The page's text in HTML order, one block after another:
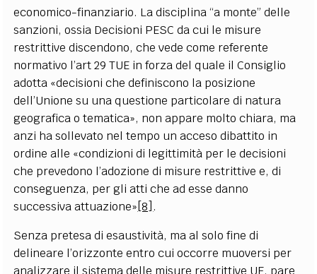
economico-finanziario. La disciplina “a monte” delle
sanzioni, ossia Decisioni PESC da cui le misure
restrittive discendono, che vede come referente
normativo l’art 29 TUE in forza del quale il Consiglio
adotta «decisioni che definiscono la posizione
dell’Unione su una questione particolare di natura
geografica o tematica», non appare molto chiara, ma
anzi ha sollevato nel tempo un acceso dibattito in
ordine alle «condizioni di legittimità per le decisioni
che prevedono l’adozione di misure restrittive e, di
conseguenza, per gli atti che ad esse danno
successiva attuazione»[8] .
Senza pretesa di esaustività, ma al solo fine di
delineare l’orizzonte entro cui occorre muoversi per
analizzare il sistema delle misure restrittive UE, pare